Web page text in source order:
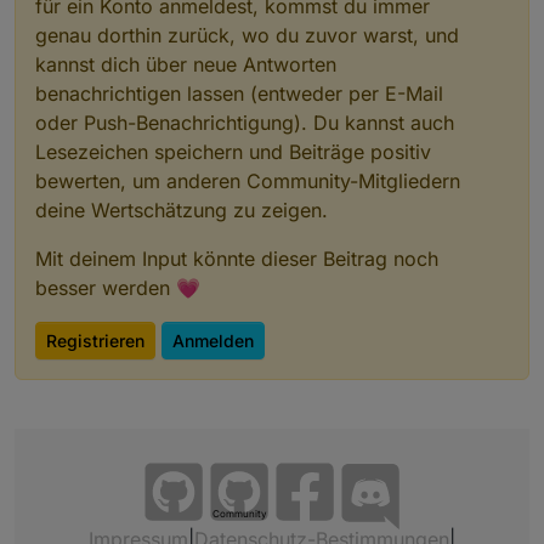
für ein Konto anmeldest, kommst du immer
genau dorthin zurück, wo du zuvor warst, und
kannst dich über neue Antworten
benachrichtigen lassen (entweder per E-Mail
oder Push-Benachrichtigung). Du kannst auch
Lesezeichen speichern und Beiträge positiv
bewerten, um anderen Community-Mitgliedern
deine Wertschätzung zu zeigen.
Mit deinem Input könnte dieser Beitrag noch
besser werden 💗
Registrieren Anmelden
Community